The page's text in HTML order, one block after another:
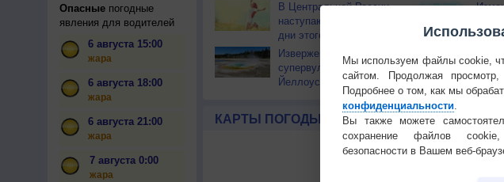
Опасныепогодные
явления для водителей
6 августа 15:00
жара
6 августа 18:00
жара
6 августа 21:00
жара
7 августа 0:00
жара
В Центральной России
наступают самые жаркие
дни этого лета
Извержение
супервулкана
Йеллоустоун не приведёт
к уничтожению
Штат
КАРТЫ ПОГОДЫ Температура
Мы используем файлы cookie,
сайтом. Продолжая
Подробнее о том, как мы
конфиденциальности
Вы также можете
сохранение файлов
безопасности в Вашем веб-